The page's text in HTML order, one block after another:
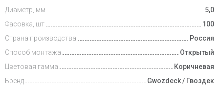
Диаметр, мм
5,0
Фасовка, шт
100
Страна производства
Россия
Способ монтажа
Открытый
Цветовая гамма
Коричневая
Бренд
Gwozdeck / Гвоздек